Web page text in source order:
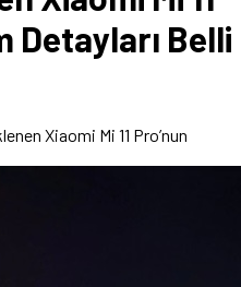
Detayları Belli
Xiaomi Mi 11 Pro’nun